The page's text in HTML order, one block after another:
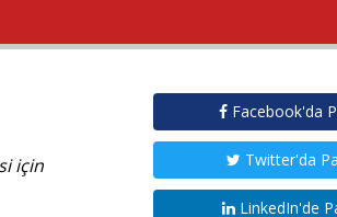
için
Facebook'da
Twitter'da
LinkedIn'de